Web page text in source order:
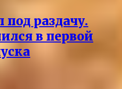
раздачу.
в первой